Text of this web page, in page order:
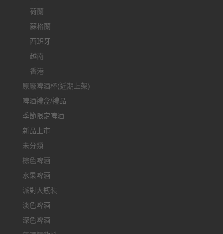
荷蘭
蘇格蘭
西班牙
越南
香港
原廠啤酒杯(近期上架)
啤酒禮盒/禮品
季節限定啤酒
新品上市
未分類
棕色啤酒
水果啤酒
派對大瓶裝
淡色啤酒
深色啤酒